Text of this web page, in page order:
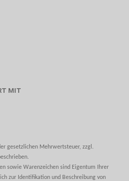
MIT
gesetzlichen Mehrwertsteuer, zzgl.
sowie Warenzeichen sind Eigentum Ihrer
zur Identifikation und Beschreibung von